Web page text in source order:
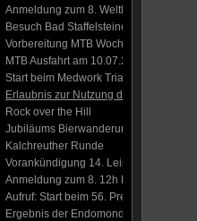
Anmeldung zum 8. Weltkulturerbelauf
Besuch Bad Staffelsteiner
Vorbereitung MTB Wochenende
MTB Ausfahrt am 10.07.2016
Start beim Medwork Triathlon in
Erlaubnis zur Nutzung der Wort- und
Rock over the Hill
Jubiläums Bierwanderung 2016 – 500
Kalchreuther Runde
Vorankündigung 14. Leinburger
Anmeldung zum 8. 12h MTB Rennen
Aufruf: Start beim 56. Prellsteinrennen
Ergebnis der Endomondo Challenges